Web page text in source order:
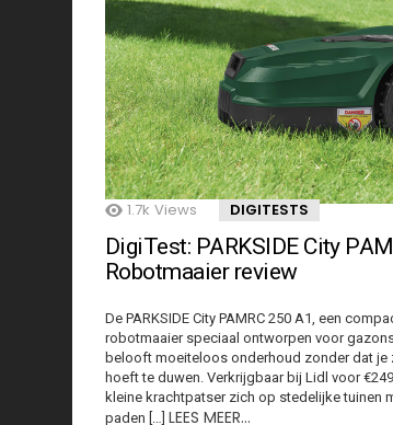
1.7k Views DIGITESTS
DigiTest: PARKSIDE City
Robotmaaier review
De PARKSIDE City PAMRC 250 A1, een
robotmaaier speciaal ontworpen voor
belooft moeiteloos onderhoud zonder dat je
hoeft te duwen. Verkrijgbaar bij Lidl voor
kleine krachtpatser zich op stedelijke tuinen
paden […] LEES MEER…